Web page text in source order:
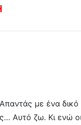
με ένα
Αυτό ζω. Κι ενώ